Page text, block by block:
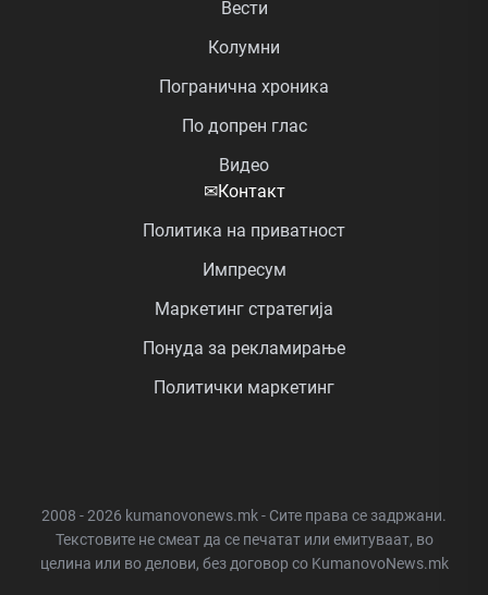
Вести
Колумни
Погранична хроника
По допрен глас
Видео
✉Контакт
Политика на приватност
Импресум
Маркетинг стратегија
Понуда за рекламирање
Политички маркетинг
2008 - 2026 kumanovonews.mk - Сите права се задржани.
Текстовите не смеат да се печатат или емитуваат, во
целина или во делови, без договор со KumanovoNews.mk